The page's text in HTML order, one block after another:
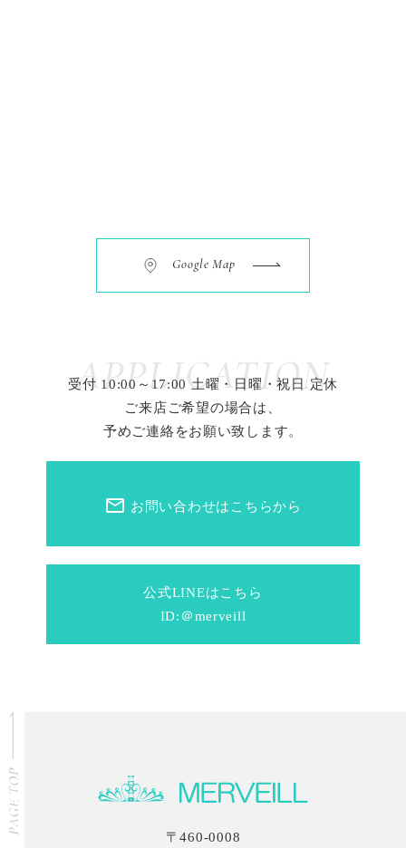
Google Map
APPLICATION
公式LINEはこちら
ID:＠merveill
mail_outline お問い合わせはこちらから
受付 10:00～17:00 土曜・日曜・祝日 定休
ご来店ご希望の場合は、
予めご連絡をお願い致します。
〒460-0008